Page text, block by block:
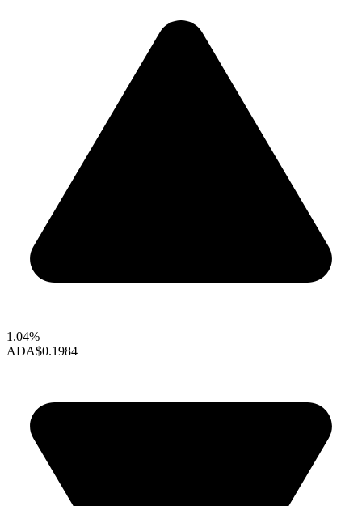
1.04%
ADA$0.1984